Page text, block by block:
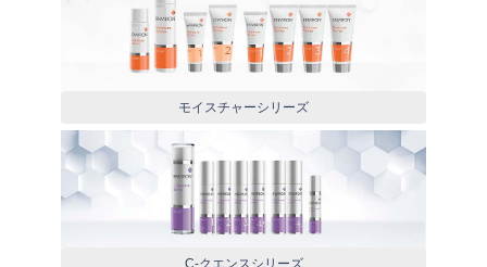
モイスチャーシリーズ
C-クエンスシリーズ